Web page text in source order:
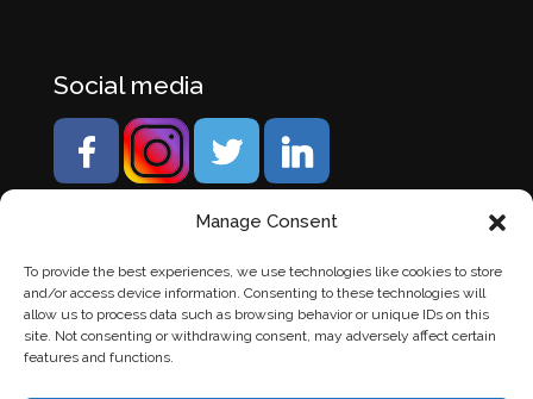
Manage Consent
To provide the best experiences, we use technologies like cookies to store
and/or access device information. Consenting to these technologies will
allow us to process data such as browsing behavior or unique IDs on this
site. Not consenting or withdrawing consent, may adversely affect certain
features and functions.
Social media